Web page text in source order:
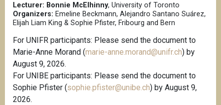
Lecturer: Bonnie McElhinny, University of Toronto
Organizers: Emeline Beckmann, Alejandro Santano Suárez,
Elijah Liam King & Sophie Pfister, Fribourg and Bern
For UNIFR participants: Please send the document to
Marie-Anne Morand (marie-anne.morand@unifr.ch) by
August 9, 2026.
For UNIBE participants: Please send the document to
Sophie Pfister (sophie.pfister@unibe.ch) by August 9,
2026.